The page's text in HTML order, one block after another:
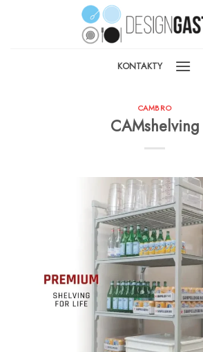
KONTAKTY
CAMBRO
CAMshelving